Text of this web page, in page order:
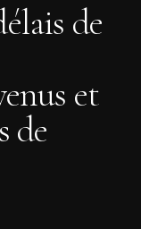
de
et
de